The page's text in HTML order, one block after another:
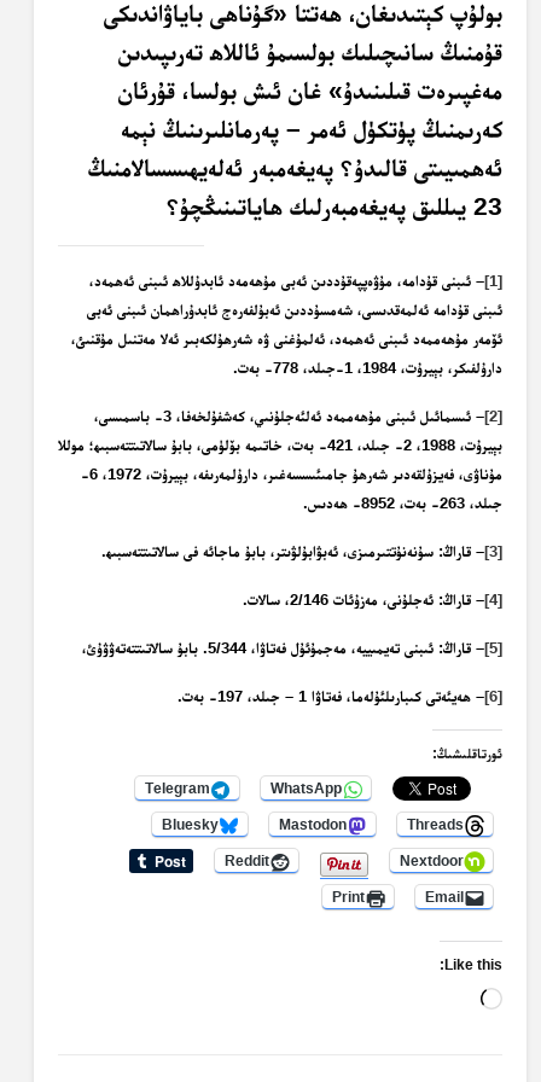
بولۇپ كېتىدىغان، ھەتتا «گۇناھى باياۋاندىكى
قۇمنىڭ سانىچىلىك بولسىمۇ ئاللاھ تەرىپىدىن
مەغپىرەت قىلىنىدۇ» غان ئىش بولسا، قۇرئان
كەرىمنىڭ پۈتكۈل ئەمر – پەرمانلىرىنىڭ نېمە
ئەھمىيىتى قالىدۇ؟ پەيغەمبەر ئەلەيھىسسالامنىڭ
23 يىللىق پەيغەمبەرلىك ھاياتىنىڭچۇ؟
[1]– ئىبنى قۇدامە، مۇۋەپپەقۇددىن ئەبى مۇھەمەد ئابدۇللاھ ئىبنى ئەھمەد،
ئىبنى قۇدامە ئەلمەقدىسى، شەمسۇددىن ئەبۇلفەرەج ئابدۇراھمان ئىبنى ئەبى
ئۆمەر مۇھەممەد ئىبنى ئەھمەد، ئەلمۇغنى ۋە شەرھۇلكەبىر ئەلا مەتنىل مۇقنىئ،
دارۇلفىكر، بېيرۇت، 1984، 1-جىلد، 778- بەت.
[2]– ئىسمائىل ئىبنى مۇھەممەد ئەلئەجلۇنىي،كەشفۇلخەفا
، 3- باسمىسى،
بېيرۇت، 1988، 2- جىلد، 421- بەت، خاتىمە بۆلۈمى، بابۇ سالاتىتتەسبىھ؛ موللا
مۇناۋى،فەيزۇلقەدىر شەرھۇ جامىئىسسەغىر
، دارۇلمەرىفە، بېيرۇت، 1972، 6-
جىلد، 263- بەت، 8952- ھەدىس.
[3]– قاراڭ: سۇنەنۇتتىرمىزى، ئەبۋابۇلۋىتر، بابۇ ماجائە فى سالاتىتتەسبىھ.
[4]– قاراڭ: ئەجلۇنى،مەزۇئات 2/146، سالات.
[5]– قاراڭ: ئىبنى تەيمىييە،مەجمۇئۇل فەتاۋا، 5/344. بابۇ سالاتىتتەتەۋۋۇئ،
[6]– ھەيئەتى كىبارىلئۇلەما، فەتاۋا 1 – جىلد، 197- بەت.
ئورتاقلىشىڭ:
WhatsApp
Telegram
Threads
Mastodon
Bluesky
Nextdoor
Reddit
Email
Print
Like this:
Loading…